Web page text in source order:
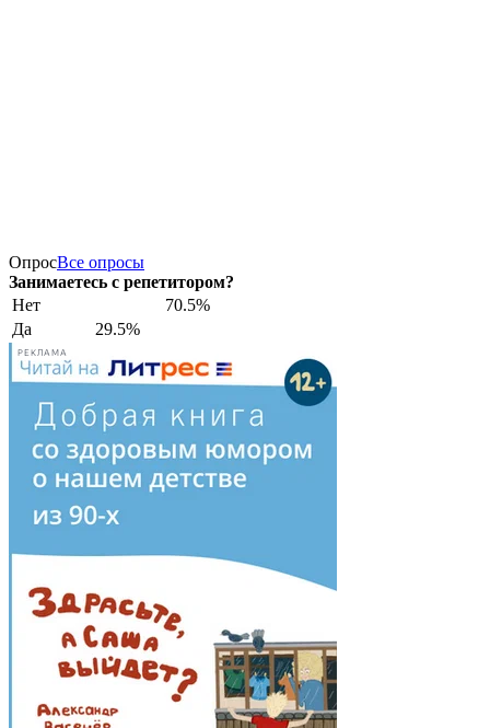
ОпросВсе опросы
Занимаетесь с репетитором?
Нет
70.5%
Да
29.5%
РЕКЛАМА